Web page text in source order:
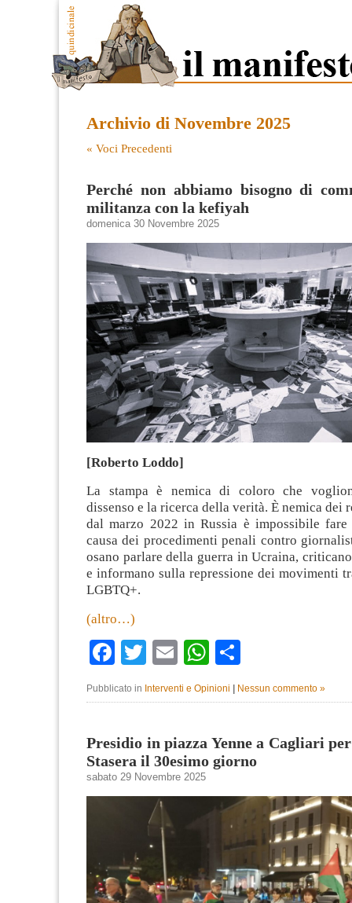
Archivio di Novembre 2025
« Voci Precedenti
Perché non abbiamo bisogno di
militanza con la kefiyah
domenica 30 Novembre 2025
[Roberto Loddo]
La stampa è nemica di coloro che
dissenso e la ricerca della verità. È nemica dei
dal marzo 2022 in Russia è impossibile
causa dei procedimenti penali contro
osano parlare della guerra in Ucraina,
e informano sulla repressione dei movimenti
LGBTQ+.
(altro…)
Facebook
TwitterEmailWhatsApp
Pubblicato in Interventi e Opinioni Nessun commento »
Presidio in piazza Yenne a Cagliari
Stasera il 30esimo giorno
sabato 29 Novembre 2025